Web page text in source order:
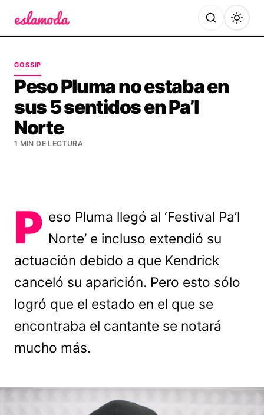
GOSSIP
Peso Pluma no estaba en
sus 5 sentidos en Pa’l
Norte
1 MIN DE LECTURA
P eso Pluma llegó al ‘Festival Pa’l
Norte’ e incluso extendió su
actuación debido a que Kendrick
canceló su aparición. Pero esto sólo
logró que el estado en el que se
encontraba el cantante se notará
mucho más.